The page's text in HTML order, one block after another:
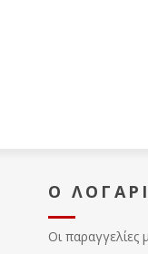
Ο
Οι παραγγελίες